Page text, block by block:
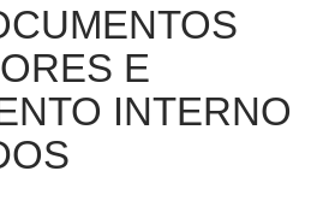
E
INTERNO